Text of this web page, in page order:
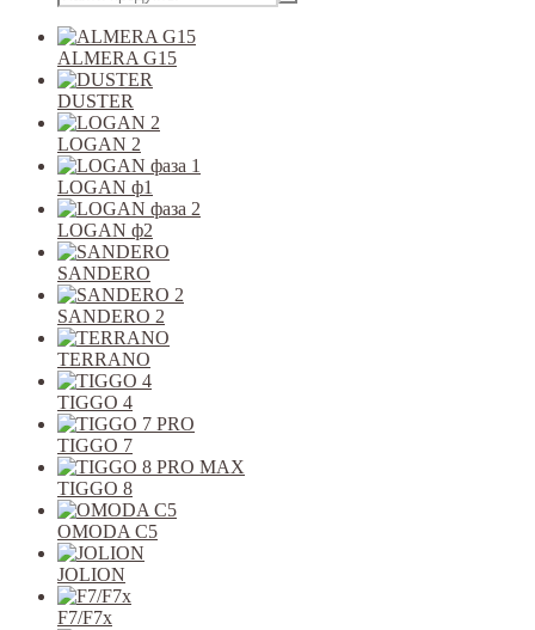
ALMERA G15
DUSTER
LOGAN 2
LOGAN ф1
LOGAN ф2
SANDERO
SANDERO 2
TERRANO
TIGGO 4
TIGGO 7
TIGGO 8
OMODA C5
JOLION
F7/F7x